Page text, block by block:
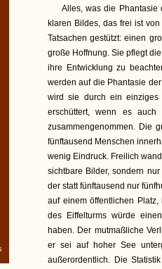
Alles, was die Phantasie
klaren Bildes, das frei ist
Tatsachen gestützt: einen
große Hoffnung. Sie pflegt
ihre Entwicklung zu
werden auf die Phantasie
wird sie durch ein einziges
erschüttert, wenn es
zusammengenommen. Die
fünftausend Menschen
wenig Eindruck. Freilich
sichtbare Bilder, sondern
der statt fünftausend nur
auf einem öffentlichen
des Eiffelturms würde
haben. Der mutmaßliche
er sei auf hoher See
außerordentlich. Die